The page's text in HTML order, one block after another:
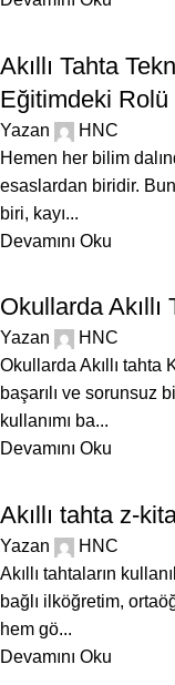
Akıllı Tahta
Eğitimdeki Rolü
Yazan
HNC
Hemen her bilim
esaslardan biridir.
biri, kayı...
Devamını Oku
Okullarda Akıllı
Yazan
HNC
Okullarda Akıllı tahta
başarılı ve sorunsuz
kullanımı ba...
Devamını Oku
Akıllı tahta z-
Yazan
HNC
Akıllı tahtaların
bağlı ilköğretim,
hem gö...
Devamını Oku